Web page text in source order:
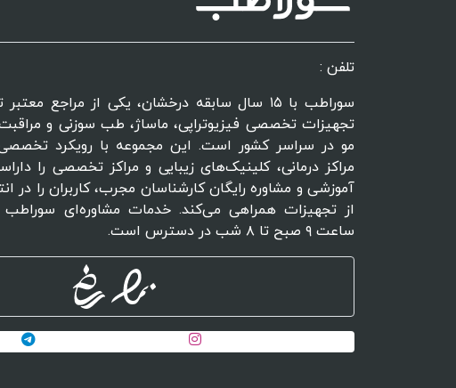
تلفن :
سوراطب با ۱۵ سال سابقه درخشان، یکی از مراجع
تجهیزات تخصصی فیزیوتراپی، ماساژ، طب سوزنی و
مو در سراسر کشور است. این مجموعه با رویکرد
مراکز درمانی، کلینیک‌های زیبایی و مراکز تخصصی را
آموزشی و مشاوره رایگان کارشناسان مجرب، کاربران را در
از تجهیزات همراهی می‌کند. خدمات مشاوره‌ای سوراطب
ساعت ۹ صبح تا ۸ شب در دسترس است.